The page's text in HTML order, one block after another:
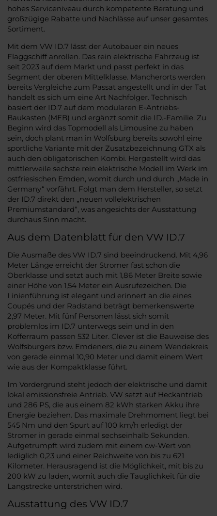
hohes Serviceniveau durch kompetente Beratung und
großzügige Rabatte und Nachlässe auf unser gesamtes
Sortiment.
Mit dem VW ID.7 lässt der Autobauer ein neues
Flaggschiff anrollen. Das rein elektrische Fahrzeug ist
seit 2023 auf dem Markt und passt perfekt in das
Segment der oberen Mittelklasse. Mancherorts werden
bereits Vergleiche zum Passat angestellt und in der Tat
handelt es sich um eine Art Nachfolger. Technisch
basiert der ID.7 auf dem modularen E-Antriebs-
Baukasten (MEB) und ergänzt somit die ID.-Familie. Zu
Beginn wird das Topmodell als Limousine zu haben
sein, doch plant man in Wolfsburg bereits sowohl eine
sportliche Variante mit der Zusatzbezeichnung GTX als
auch den obligatorischen Kombi. Hergestellt wird das
mittlerweile sechste rein elektrische Modell im Werk im
ostfriesischen Emden, womit durch und durch „Made in
Germany“ vorfährt. Folgt man dem Hersteller, so setzt
der ID.7 direkt den „neuen vollelektrischen
Premiumstandard“, was angesichts der Ausstattung
durchaus Sinn macht.
Aus dem Datenblatt für den VW ID.7
Die Ausmaße des VW ID.7 sind beeindruckend. Mit 4,96
Meter Länge erreicht der Stromer fast schon die
Oberklasse und setzt auch mit 1,86 Meter Breite sowie
einer Höhe von 1,54 Meter ein Ausrufezeichen. Die
Linienführung ist elegant und erinnert an die eines
Coupés und der Radstand beträgt bemerkenswerte
2,97 Meter. Mit fünf Personen lässt sich somit
problemlos im ID.7 unterwegs sein und in den
Kofferraum passen 532 Liter. Clever ist die Bauweise des
Wolfsburgers bzw. Emdeners, die zu einem Wendekreis
von gerade einmal 10,90 Meter und damit einem Wert
wie aus der Kompaktklasse führt.
Im Vordergrund steht jedoch der elektrische und damit
lokal emissionsfreie Antrieb. VW setzt auf Heckantrieb
und 286 PS, die aus einem 82 kWh starken Akku ihre
Energie beziehen. Das maximale Drehmoment liegt bei
545 Nm und den Spurt auf 100 km/h erledigt der
Stromer in gerade einmal sechseinhalb Sekunden.
Aufgetrumpft wird zudem mit einem cw-Wert von
lediglich 0,23 und einer Reichweite von bis zu 621
Kilometer. Herausragend ist die Möglichkeit, mit bis zu
200 kW zu laden, womit auch die Tauglichkeit für die
Langstrecke unterstrichen wird.
Ausstattung des VW ID.7